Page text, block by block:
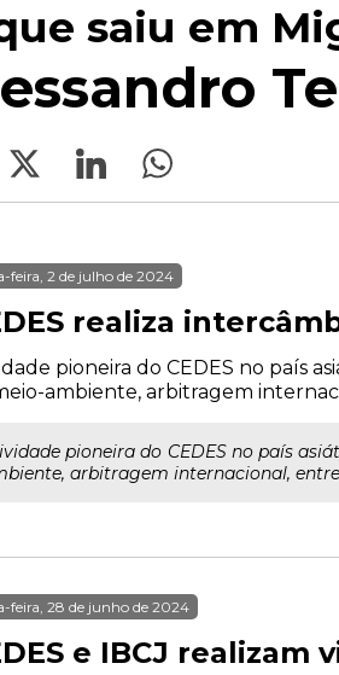
saiu em
feira, 2 de julho de 2024
realiza
pioneira do CEDES no país
ambiente, arbitragem
pioneira do CEDES no país
arbitragem internacional,
feira, 28 de junho de 2024
e IBCJ realizam